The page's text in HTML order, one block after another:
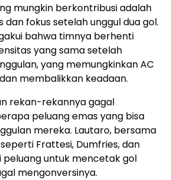
mungkin berkontribusi adalah
fokus setelah unggul dua gol.
bahwa timnya berhenti
yang sama setelah
yang memungkinkan AC
membalikkan keadaan.
rekan-rekannya gagal
peluang emas yang bisa
mereka. Lautaro, bersama
Frattesi, Dumfries, dan
peluang untuk mencetak gol
mengonversinya.